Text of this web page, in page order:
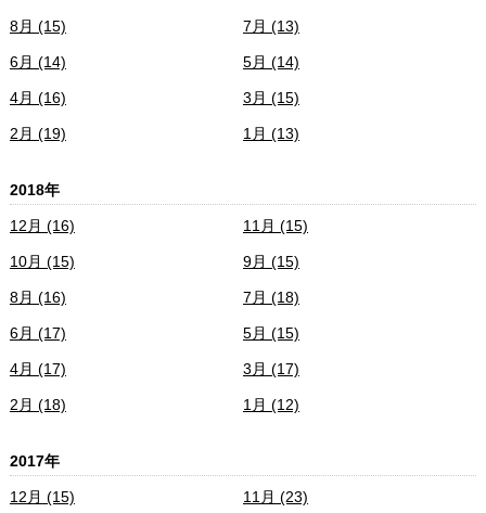
8月 (15) 7月 (13)
6月 (14) 5月 (14)
4月 (16) 3月 (15)
2月 (19) 1月 (13)
2018年
12月 (16) 11月 (15)
10月 (15) 9月 (15)
8月 (16) 7月 (18)
6月 (17) 5月 (15)
4月 (17) 3月 (17)
2月 (18) 1月 (12)
2017年
12月 (15) 11月 (23)